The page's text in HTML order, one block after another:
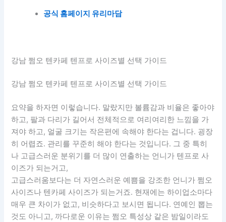
공식 홈페이지 유리마담
강남 쩜오 텐카페 텐프로 사이즈별 선택 가이드
강남 쩜오 텐카페 텐프로 사이즈별 선택 가이드
요약을 하자면 이렇습니다. 말랐지만 볼륨감과 비율은 좋아야
하고, 팔과 다리가 길어서 전체적으로 여리여리한 느낌을 가
져야 하고, 얼굴 크기는 작은편에 속해야 한다는 겁니다. 굉장
히 어렵죠. 관리를 꾸준히 해야 한다는 것입니다. 그 중 특히
나 고급스러운 분위기를 더 많이 연출하는 언니가 텐프로 사
이즈가 되는거고,
고급스러움보다는 더 자연스러운 예쁨을 강조한 언니가 쩜오
사이즈나 텐카페 사이즈가 되는거죠. 현재에는 하이업소마다
매우 큰 차이가 없고, 비슷하다고 보시면 됩니다. 연예인 뽑는
것도 아니고, 까다로운 이유는 쩜오 특성상 같은 밤일이라도